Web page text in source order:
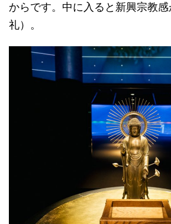
からです。中に入ると新興宗教
礼）。